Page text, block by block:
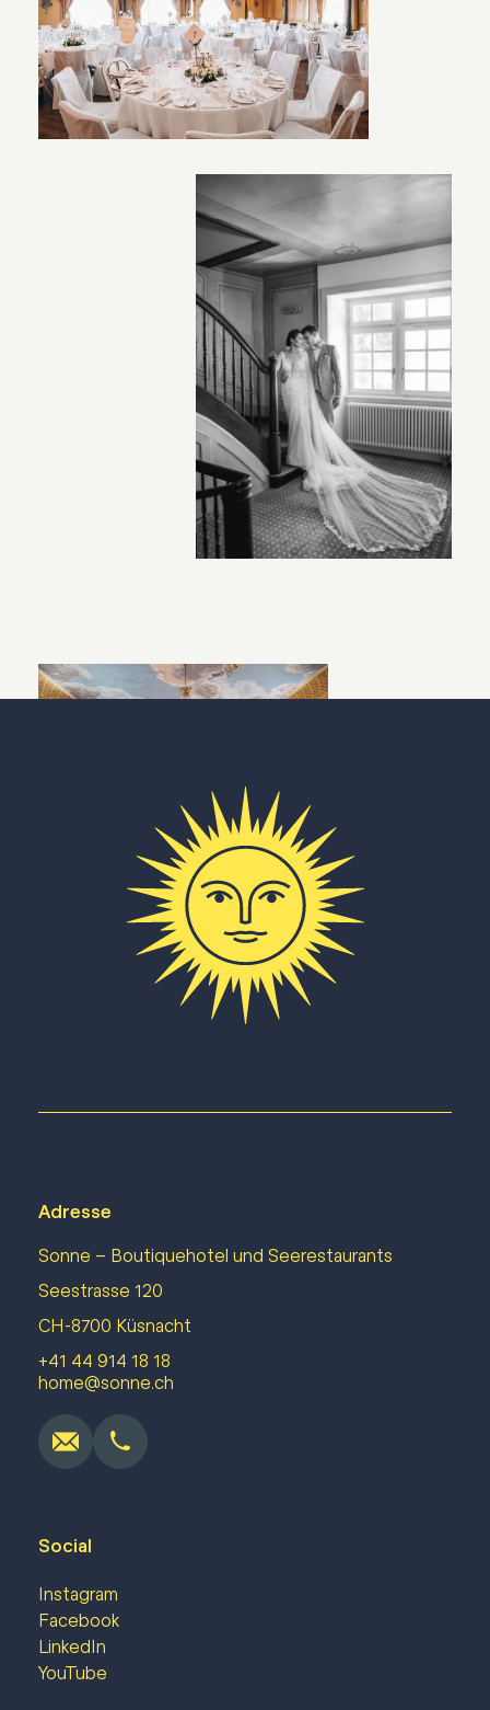
Un mariage qui porte votre
signature
Demandes de mariage
Adresse
Sonne – Boutiquehotel und Seerestaurants
Seestrasse 120
CH-8700 Küsnacht
+41 44 914 18 18
home@sonne.ch
Social
Instagram
Facebook
LinkedIn
YouTube